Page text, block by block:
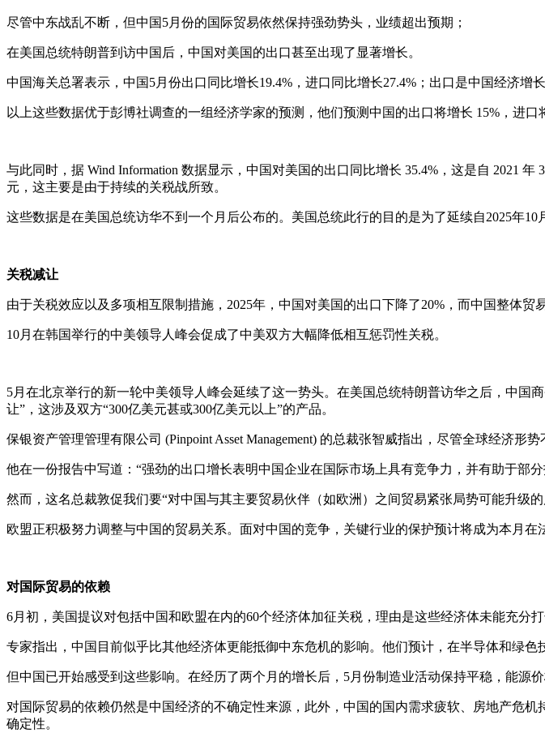
尽管中东战乱不断，但中国5月份的国际贸易依然保持强劲势头，业绩超出预期；
在美国总统特朗普到访中国后，中国对美国的出口甚至出现了显著增长。
中国海关总署表示，中国5月份出口同比增长19.4%，进口同比增长27.4%；出口是中国经济增
以上这些数据优于彭博社调查的一组经济学家的预测，他们预测中国的出口将增长 15%，进口
与此同时，据 Wind Information 数据显示，中国对美国的出口同比增长 35.4%，这是自 2021
元，这主要是由于持续的关税战所致。
这些数据是在美国总统访华不到一个月后公布的。美国总统此行的目的是为了延续自2025年
关税减让
由于关税效应以及多项相互限制措施，2025年，中国对美国的出口下降了20%，而中国整体贸
10月在韩国举行的中美领导人峰会促成了中美双方大幅降低相互惩罚性关税。
5月在北京举行的新一轮中美领导人峰会延续了这一势头。在美国总统特朗普访华之后，中
让”，这涉及双方“300亿美元甚或300亿美元以上”的产品。
保银资产管理管理有限公司 (Pinpoint Asset Management) 的总裁张智威指出，尽管全球经济
他在一份报告中写道：“强劲的出口增长表明中国企业在国际市场上具有竞争力，并有助于部
然而，这名总裁敦促我们要“对中国与其主要贸易伙伴（如欧洲）之间贸易紧张局势可能升级的
欧盟正积极努力调整与中国的贸易关系。面对中国的竞争，关键行业的保护预计将成为本月
对国际贸易的依赖
6月初，美国提议对包括中国和欧盟在内的60个经济体加征关税，理由是这些经济体未能充分
专家指出，中国目前似乎比其他经济体更能抵御中东危机的影响。他们预计，在半导体和绿
但中国已开始感受到这些影响。在经历了两个月的增长后，5月份制造业活动保持平稳，能源
对国际贸易的依赖仍然是中国经济的不确定性来源，此外，中国的国内需求疲软、房地产危
确定性。